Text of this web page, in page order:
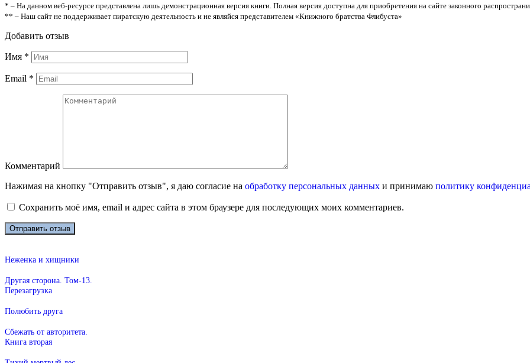
* – На данном веб-ресурсе представлена лишь демонстрационная версия книги. Полная версия доступна для приобретения на сайте законного
** – Наш сайт не поддерживает пиратскую деятельность и не являйся представителем «Книжного братства Флибуста»
Добавить отзыв
Имя *
Email *
Комментарий
Нажимая на кнопку "Отправить отзыв", я даю согласие на обработку персональных данных и принимаю политику
Сохранить моё имя, email и адрес сайта в этом браузере для последующих моих комментариев.
Неженка и хищники
Другая сторона. Том-13.
Перезагрузка
Полюбить друга
Сбежать от авторитета.
Книга вторая